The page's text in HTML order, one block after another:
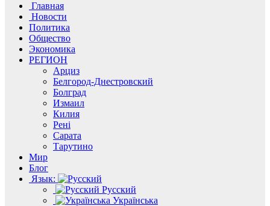
Главная
Новости
Политика
Общество
Экономика
РЕГИОН
Арциз
Белгород-Днестровский
Болград
Измаил
Килия
Рені
Сарата
Тарутино
Мир
Блог
Язык:
Русский
Українська